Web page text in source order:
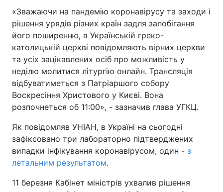
«Зважаючи на пандемію коронавірусу та заходи і
рішення урядів різних країн задля запобігання
його поширенню, в Українській греко-
католицькій церкві повідомляють вірних церкви
та усіх зацікавлених осіб про можливість у
неділю молитися літургію онлайн. Трансляція
відбуватиметься з Патріаршого собору
Воскресіння Христового у Києві. Вона
розпочнеться об 11:00», - зазначив глава УГКЦ.
Як повідомляв УНІАН, в Україні на сьогодні
зафіксовано три лабораторно підтверджених
випадки інфікування коронавірусом, один - з
летальним результатом.
11 березня Кабінет міністрів ухвалив рішення